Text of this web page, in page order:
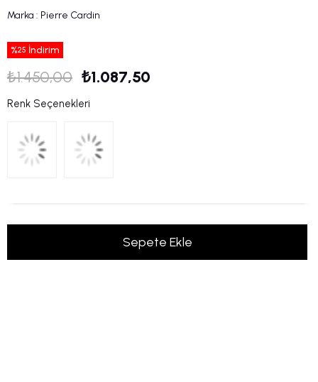
Marka : Pierre Cardin
%25 İndirim
₺1.450,00 ₺1.087,50
Renk Seçenekleri